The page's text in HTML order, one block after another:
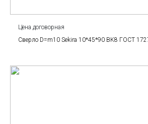
Цена договорная
Сверло D=m10 Sekira 10*45*90 BK8 ГОСТ